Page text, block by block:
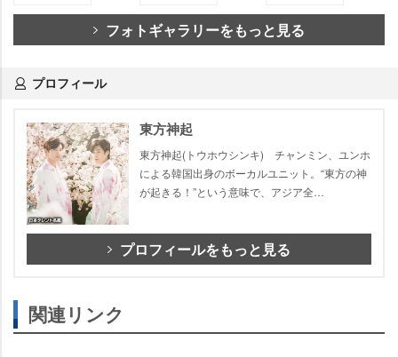
フォトギャラリーをもっと見る
プロフィール
東方神起
東方神起(トウホウシンキ) チャンミン、ユンホ
による韓国出身のボーカルユニット。“東方の神
が起きる！”という意味で、アジア全…
プロフィールをもっと見る
関連リンク